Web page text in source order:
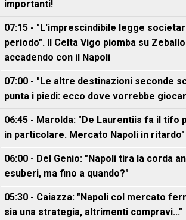
importanti!
07:15 - "L'imprescindibile legge
periodo". Il Celta Vigo piomba su
accadendo con il Napoli
07:00 - "Le altre destinazioni seconde
punta i piedi: ecco dove vorrebbe
06:45 - Marolda: "De Laurentiis fa il tifo
in particolare. Mercato Napoli in ritardo"
06:00 - Del Genio: "Napoli tira la corda
esuberi, ma fino a quando?"
05:30 - Caiazza: "Napoli col mercato
sia una strategia, altrimenti compravi..."